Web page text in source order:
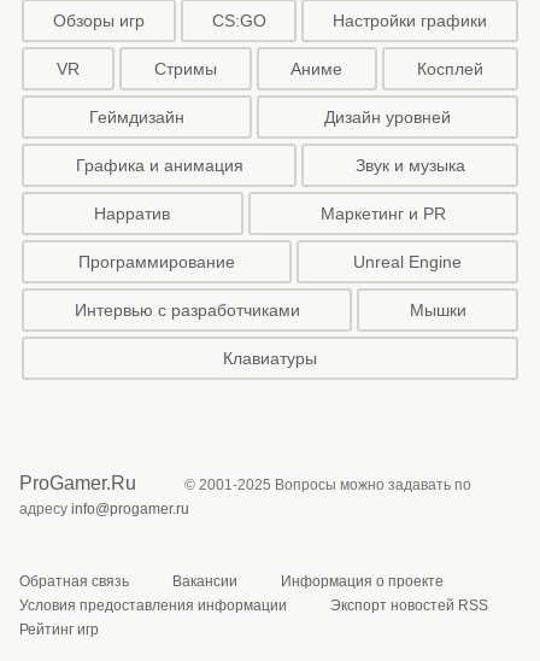
Обзоры игр CS:GO Настройки графики
VR Стримы Аниме Косплей
Геймдизайн Дизайн уровней
Графика и анимация Звук и музыка
Нарратив Маркетинг и PR
Программирование Unreal Engine
Интервью с разработчиками Мышки
Клавиатуры
ProGamer.Ru
© 2001-2025 Вопросы можно задавать по
адресу info@progamer.ru
Обратная связь Вакансии
Информация о проекте
Условия предоставления информации
Экспорт новостей RSS
Рейтинг игр